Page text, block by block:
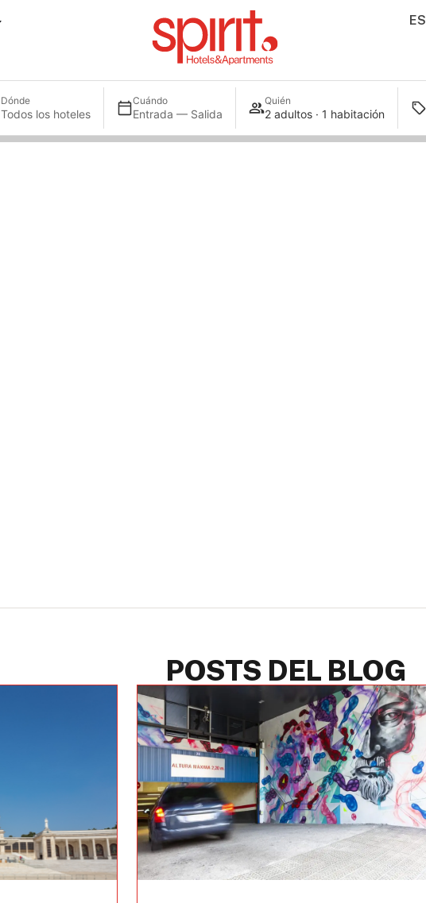
ES
Dónde
Todos los hoteles
Cuándo
Entrada — Salida
Quién
2 adultos · 1 habitación
POSTS DEL BLOG